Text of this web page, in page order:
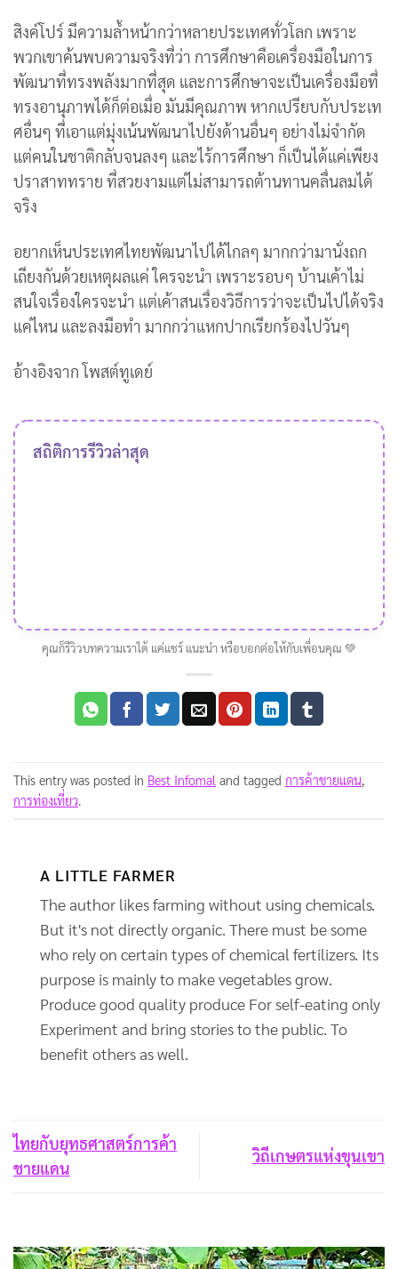
สิงค์โปร์ มีความล้ำหน้ากว่าหลายประเทศทั่วโลก เพราะ
พวกเขาค้นพบความจริงที่ว่า การศึกษาคือเครื่องมือในการ
พัฒนาที่ทรงพลังมากที่สุด และการศึกษาจะเป็นเครื่องมือที่
ทรงอานุภาพได้ก็ต่อเมื่อ มันมีคุณภาพ หากเปรียบกับประเท
ศอื่นๆ ที่เอาแต่มุ่งเน้นพัฒนาไปยังด้านอื่นๆ อย่างไม่จำกัด
แต่คนในชาติกลับจนลงๆ และไร้การศึกษา ก็เป็นได้แค่เพียง
ปราสาททราย ที่สวยงามแต่ไม่สามารถต้านทานคลื่นลมได้
จริง
อยากเห็นประเทศไทยพัฒนาไปได้ไกลๆ มากกว่ามานั่งถก
เถียงกันด้วยเหตุผลแค่ ใครจะนำ เพราะรอบๆ บ้านเค้าไม่
สนใจเรื่องใครจะนำ แต่เค้าสนเรื่องวิธีการว่าจะเป็นไปได้จริง
แค่ไหน และลงมือทำ มากกว่าแหกปากเรียกร้องไปวันๆ
อ้างอิงจาก โพสต์ทูเดย์
สถิติการรีวิวล่าสุด
คุณก็รีวิวบทความเราได้ แค่แชร์ แนะนำ หรือบอกต่อให้กับเพื่อนคุณ 💚
This entry was posted in Best Infomal and tagged การค้าชายแดน
การท่องเที่ยว
A LITTLE FARMER
The author likes farming without using chemicals.
But it's not directly organic. There must be some
who rely on certain types of chemical fertilizers. Its
purpose is mainly to make vegetables grow.
Produce good quality produce For self-eating only
Experiment and bring stories to the public. To
benefit others as well.
ไทยกับยุทธศาสตร์การค้า
ชายแดน
วิถีเกษตรแห่งขุนเขา